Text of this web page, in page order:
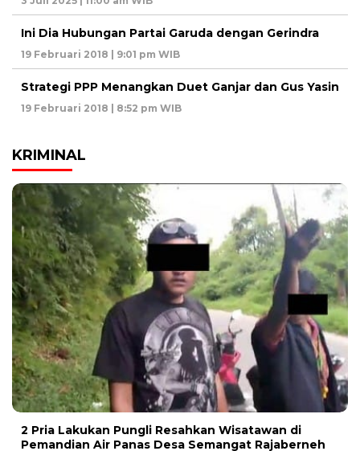
Ini Dia Hubungan Partai Garuda dengan Gerindra
19 Februari 2018 | 9:01 pm WIB
Strategi PPP Menangkan Duet Ganjar dan Gus Yasin
19 Februari 2018 | 8:52 pm WIB
KRIMINAL
2 Pria Lakukan Pungli Resahkan Wisatawan di
Pemandian Air Panas Desa Semangat Rajaberneh